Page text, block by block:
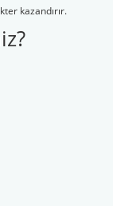
kazandırır.